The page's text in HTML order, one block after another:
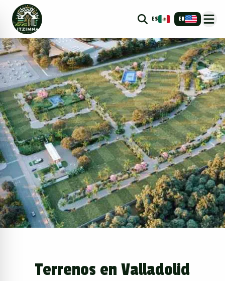
ES EN
Terrenos en Valladolid